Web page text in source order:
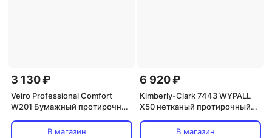
3 130 ₽
Veiro Professional Comfort
W201 Бумажный протирочный
В магазин
6 920 ₽
Kimberly-Clark 7443 WYPALL
X50 нетканый протирочный
пачке 50шт)В магазин